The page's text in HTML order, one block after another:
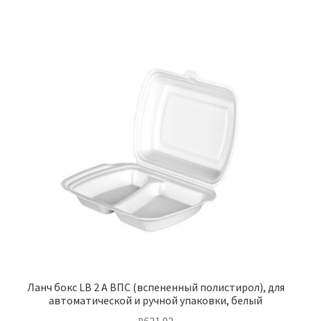
Ланч бокс LB 2 А ВПС (вспененный полистирол), для
автоматической и ручной упаковки, белый